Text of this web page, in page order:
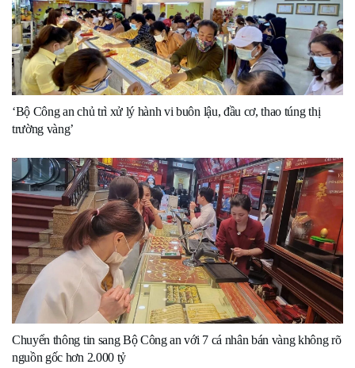
‘Bộ Công an chủ trì xử lý hành vi buôn lậu, đầu cơ, thao túng thị
trường vàng’
Chuyển thông tin sang Bộ Công an với 7 cá nhân bán vàng không rõ
nguồn gốc hơn 2.000 tỷ